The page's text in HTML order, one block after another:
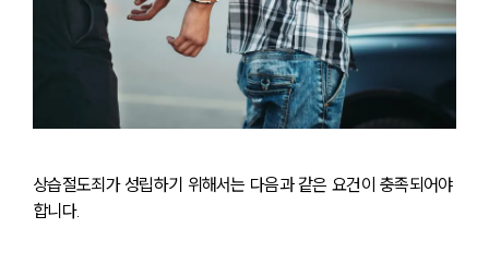
고객의 소리
통합검색
AI대륜
업무사례
사례분석/최신동향
상습절도죄가 성립하기 위해서는 다음과 같은 요건이 충족되어야
합니다.